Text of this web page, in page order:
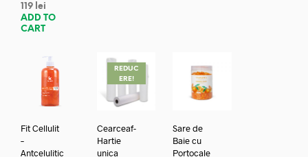
119 lei
ADD TO
CART
Fit Cellulit
–
Antcelulitic
REDUC
ERE!
Cearceaf-
Hartie
unica
Sare de
Baie cu
Portocale